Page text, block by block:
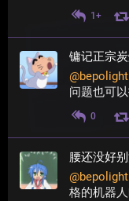
1+
镛记正宗
@bepolight
问题也可
0
腰还没好
@bepolight
格的机器